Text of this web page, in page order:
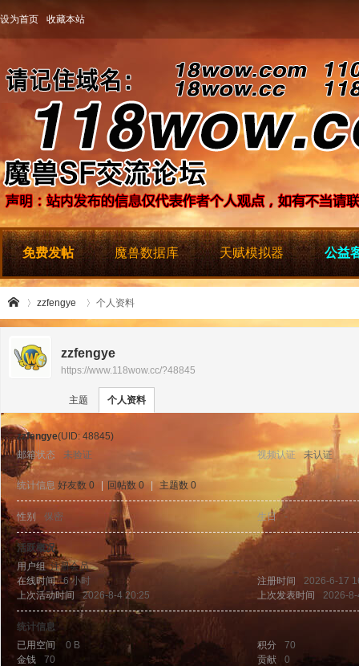
设为首页 收藏本站
免费发帖 魔兽数据库 天赋模拟器 公益
8w
zzfengye
›
个人资料
zzfengye
https://www.118wow.cc/?48845
主题 个人资料
zzfengye(UID: 48845)
邮箱状态
未验证 视频认证 未认证
统计信息 好友数 0 回帖数 0 主题数 0
性别 保密 生日 -
活跃概况
用户组注册会员
在线时间
6 小时 注册时间
2026-6-17
上次活动时间
2026-8-4 20:25 上次发表时间 2026-
统计信息
已用空间
0 B 积分
70
金钱
70 贡献 0